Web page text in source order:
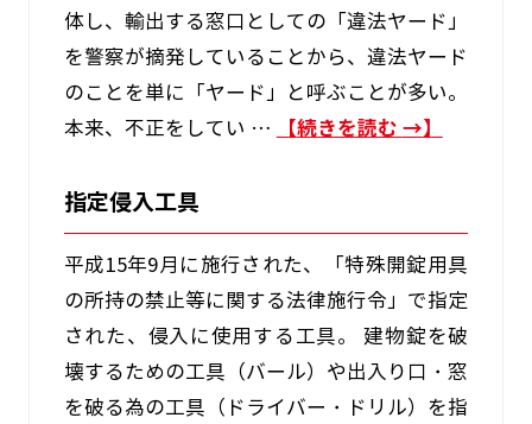
体し、輸出する窓口としての「違法ヤード」
を警察が摘発していることから、違法ヤード
のことを単に「ヤード」と呼ぶことが多い。
本来、不正をしてい …
続きを読む →
指定侵入工具
平成15年9月に施行された、「特殊開錠用具
の所持の禁止等に関する法律施行令」で指定
された、侵入に使用する工具。 建物錠を破
壊するための工具（バール）や出入り口・窓
を破る為の工具（ドライバー・ドリル）を指